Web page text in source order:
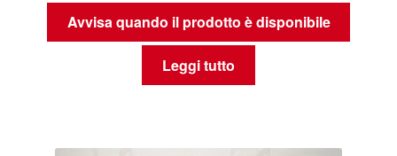
Avvisa quando il prodotto è disponibile
Leggi tutto